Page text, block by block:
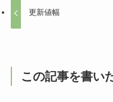
更新値幅
この記事を書い